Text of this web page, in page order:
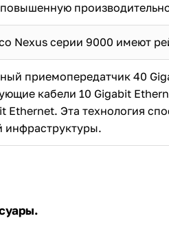
Nexus серии 9000 имеют
приемопередатчик 40
кабели 10 Gigabit
Ethernet. Эта технология
инфраструктуры.